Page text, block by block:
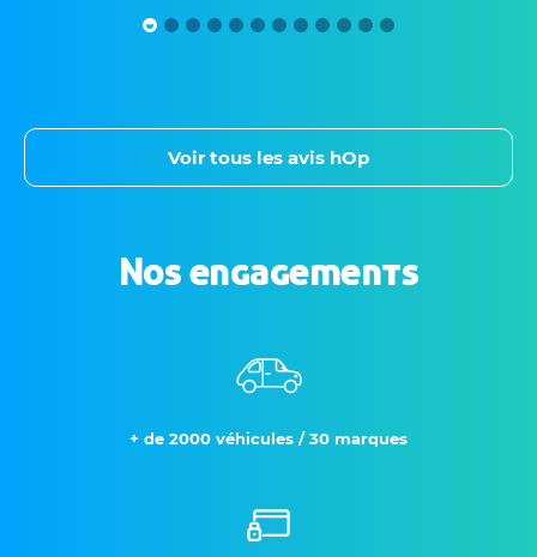
Voir tous les avis hOp
Nos engagements
+ de 2000 véhicules / 30 marques